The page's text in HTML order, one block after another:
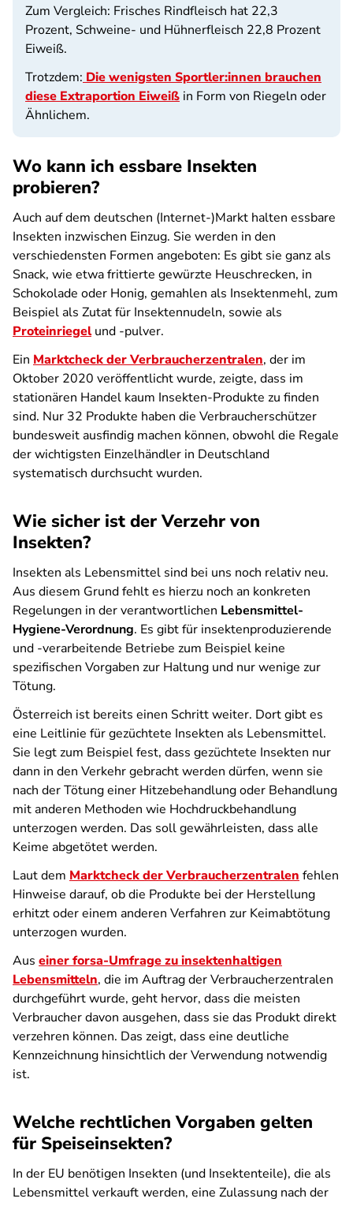
Zum Vergleich: Frisches Rindfleisch hat 22,3
Prozent, Schweine- und Hühnerfleisch 22,8 Prozent
Eiweiß.
Trotzdem: Die wenigsten Sportler:innen brauchen
diese Extraportion Eiweiß in Form von Riegeln oder
Ähnlichem.
Wo kann ich essbare Insekten
probieren?
Auch auf dem deutschen (Internet-)Markt halten essbare
Insekten inzwischen Einzug. Sie werden in den
verschiedensten Formen angeboten: Es gibt sie ganz als
Snack, wie etwa frittierte gewürzte Heuschrecken, in
Schokolade oder Honig, gemahlen als Insektenmehl, zum
Beispiel als Zutat für Insektennudeln, sowie als
Proteinriegelund -pulver.
Ein Marktcheck der Verbraucherzentralen, der im
Oktober 2020 veröffentlicht wurde, zeigte, dass im
stationären Handel kaum Insekten-Produkte zu finden
sind. Nur 32 Produkte haben die Verbraucherschützer
bundesweit ausfindig machen können, obwohl die Regale
der wichtigsten Einzelhändler in Deutschland
systematisch durchsucht wurden.
Wie sicher ist der Verzehr von
Insekten?
Insekten als Lebensmittel sind bei uns noch relativ neu.
Aus diesem Grund fehlt es hierzu noch an konkreten
Regelungen in der verantwortlichen Lebensmittel-
Hygiene-Verordnung. Es gibt für insektenproduzierende
und -verarbeitende Betriebe zum Beispiel keine
spezifischen Vorgaben zur Haltung und nur wenige zur
Tötung.
Österreich ist bereits einen Schritt weiter. Dort gibt es
eine Leitlinie für gezüchtete Insekten als Lebensmittel.
Sie legt zum Beispiel fest, dass gezüchtete Insekten nur
dann in den Verkehr gebracht werden dürfen, wenn sie
nach der Tötung einer Hitzebehandlung oder Behandlung
mit anderen Methoden wie Hochdruckbehandlung
unterzogen werden. Das soll gewährleisten, dass alle
Keime abgetötet werden.
Laut dem Marktcheck der Verbraucherzentralen fehlen
Hinweise darauf, ob die Produkte bei der Herstellung
erhitzt oder einem anderen Verfahren zur Keimabtötung
unterzogen wurden.
Aus einer forsa-Umfrage zu insektenhaltigen
Lebensmitteln, die im Auftrag der Verbraucherzentralen
durchgeführt wurde, geht hervor, dass die meisten
Verbraucher davon ausgehen, dass sie das Produkt direkt
verzehren können. Das zeigt, dass eine deutliche
Kennzeichnung hinsichtlich der Verwendung notwendig
ist.
Welche rechtlichen Vorgaben gelten
für Speiseinsekten?
In der EU benötigen Insekten (und Insektenteile), die als
Lebensmittel verkauft werden, eine Zulassung nach der